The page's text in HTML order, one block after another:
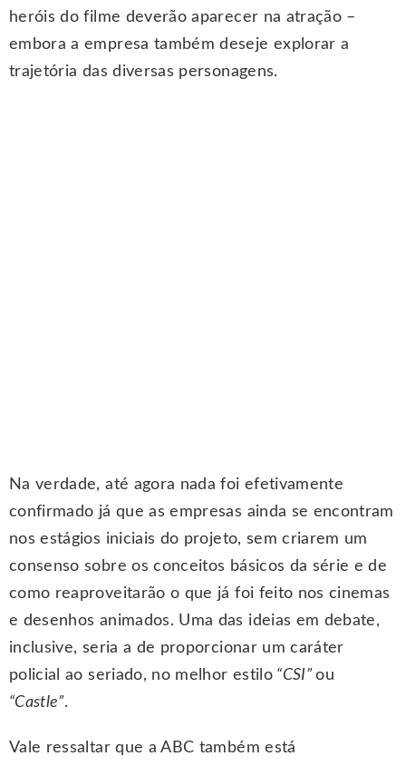
heróis do filme deverão aparecer na atração –
embora a empresa também deseje explorar a
trajetória das diversas personagens.
Na verdade, até agora nada foi efetivamente
confirmado já que as empresas ainda se encontram
nos estágios iniciais do projeto, sem criarem um
consenso sobre os conceitos básicos da série e de
como reaproveitarão o que já foi feito nos cinemas
e desenhos animados. Uma das ideias em debate,
inclusive, seria a de proporcionar um caráter
policial ao seriado, no melhor estilo“CSI”ou
“Castle”.
Vale ressaltar que a ABC também está